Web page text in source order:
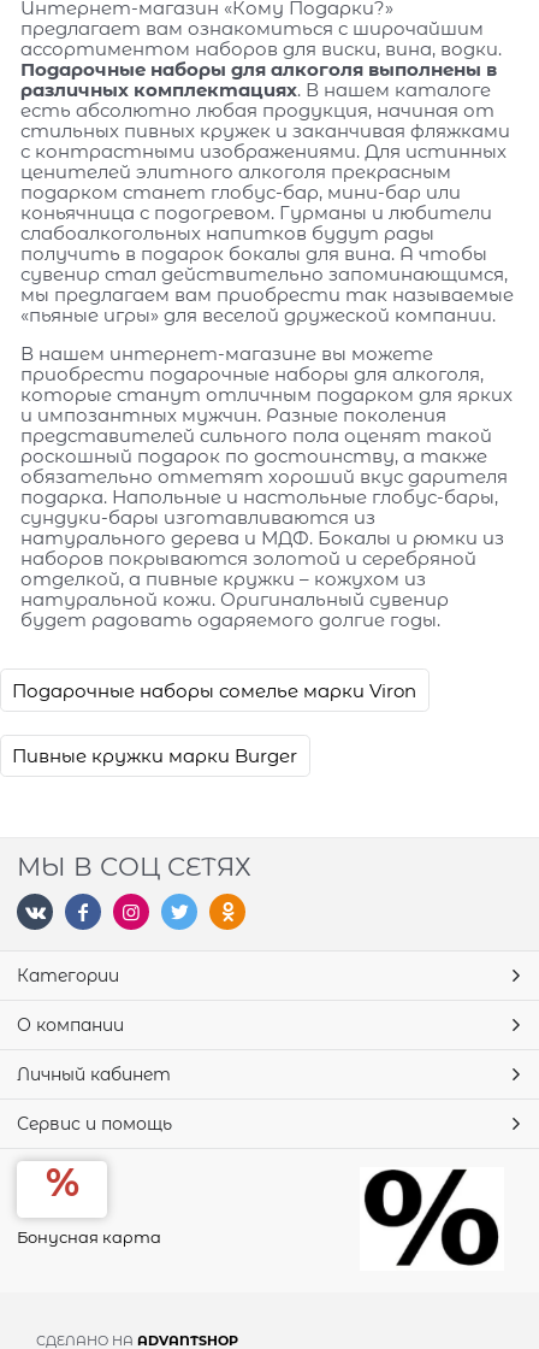
Интернет-магазин «Кому Подарки?»
предлагает вам ознакомиться с широчайшим
ассортиментом наборов для виски, вина, водки.
Подарочные наборы для алкоголя выполнены в
различных комплектациях. В нашем каталоге
есть абсолютно любая продукция, начиная от
стильных пивных кружек и заканчивая фляжками
с контрастными изображениями. Для истинных
ценителей элитного алкоголя прекрасным
подарком станет глобус-бар, мини-бар или
коньячница с подогревом. Гурманы и любители
слабоалкогольных напитков будут рады
получить в подарок бокалы для вина. А чтобы
сувенир стал действительно запоминающимся,
мы предлагаем вам приобрести так называемые
«пьяные игры» для веселой дружеской компании.
В нашем интернет-магазине вы можете
приобрести подарочные наборы для алкоголя,
которые станут отличным подарком для ярких
и импозантных мужчин. Разные поколения
представителей сильного пола оценят такой
роскошный подарок по достоинству, а также
обязательно отметят хороший вкус дарителя
подарка. Напольные и настольные глобус-бары,
сундуки-бары изготавливаются из
натурального дерева и МДФ. Бокалы и рюмки из
наборов покрываются золотой и серебряной
отделкой, а пивные кружки – кожухом из
натуральной кожи. Оригинальный сувенир
будет радовать одаряемого долгие годы.
Подарочные наборы сомелье марки Viron
Пивные кружки марки Burger
МЫ В СОЦ СЕТЯХ
Категории
О компании
Личный кабинет
Сервис и помощь
Бонусная карта
СДЕЛАНО НА ADVANTSHOP